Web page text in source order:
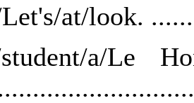
at/look.
a/Le